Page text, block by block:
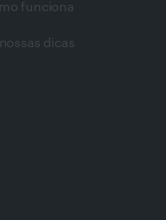
funciona
dicas